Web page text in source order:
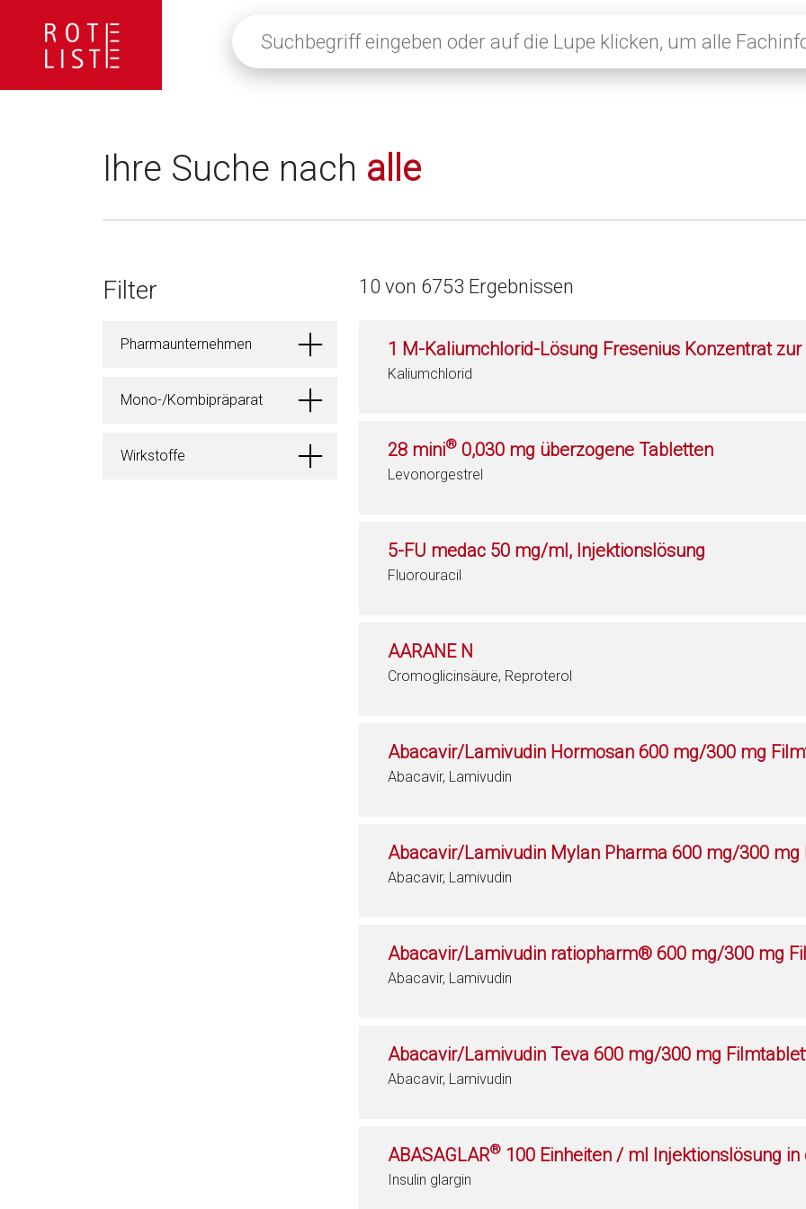
eingeben
oder
klicken,
Fachinformationen
Ihre Suche nach alle
Filter
Pharmaunternehmen
Mono-/Kombipräparat
Wirkstoffe
10 von 6753 Ergebnissen
1 M-Kaliumchlorid-Lösung Fresenius Konzentrat
Kaliumchlorid
28 mini® 0,030 mg überzogene Tabletten
Levonorgestrel
5-FU medac 50 mg/ml, Injektionslösung
Fluorouracil
AARANE N
Cromoglicinsäure, Reproterol
Abacavir/Lamivudin Hormosan 600 mg/300 mg
Abacavir, Lamivudin
Abacavir/Lamivudin Mylan Pharma 600 mg/300 mg
Abacavir, Lamivudin
Abacavir/Lamivudin ratiopharm® 600 mg/300 mg
Abacavir, Lamivudin
Abacavir/Lamivudin Teva 600 mg/300 mg
Abacavir, Lamivudin
ABASAGLAR® 100 Einheiten / ml Injektionslösung
Insulin glargin